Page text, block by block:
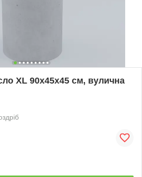
XL 90x45x45 см, вулична